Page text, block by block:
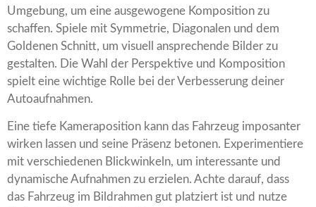
Umgebung, um eine ausgewogene Komposition zu
schaffen. Spiele mit Symmetrie, Diagonalen und dem
Goldenen Schnitt, um visuell ansprechende Bilder zu
gestalten. Die Wahl der Perspektive und Komposition
spielt eine wichtige Rolle bei der Verbesserung deiner
Autoaufnahmen.
Eine tiefe Kameraposition kann das Fahrzeug imposanter
wirken lassen und seine Präsenz betonen. Experimentiere
mit verschiedenen Blickwinkeln, um interessante und
dynamische Aufnahmen zu erzielen. Achte darauf, dass
das Fahrzeug im Bildrahmen gut platziert ist und nutze